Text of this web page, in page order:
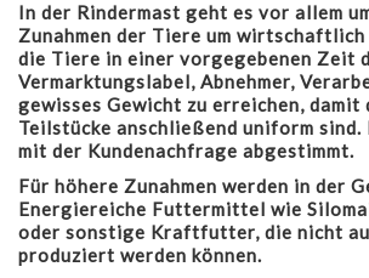
In der Rindermast geht es vor allem
Zunahmen der Tiere um
die Tiere in einer vorgegebenen Zeit
Vermarktungslabel, Abnehmer,
gewisses Gewicht zu erreichen, damit
Teilstücke anschließend uniform
mit der Kundenachfrage abgestimmt.
Für höhere Zunahmen werden in der
Energiereiche Futtermittel wie
oder sonstige Kraftfutter, die nicht
produziert werden können.